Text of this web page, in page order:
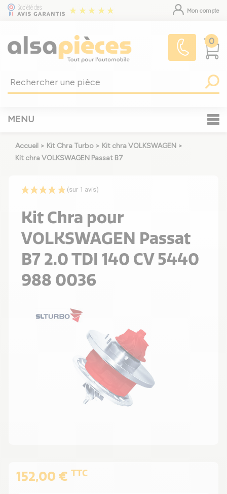
Mon compte
0
MENU
Accueil > Kit Chra Turbo > Kit chra VOLKSWAGEN >
Kit chra VOLKSWAGEN Passat B7
(sur 1 avis)
Kit Chra pour
VOLKSWAGEN Passat
B7 2.0 TDI 140 CV 5440
988 0036
152,00 € TTC